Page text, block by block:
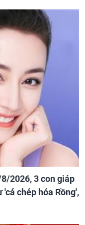
2026, 3 con giáp
chép hóa Rồng',